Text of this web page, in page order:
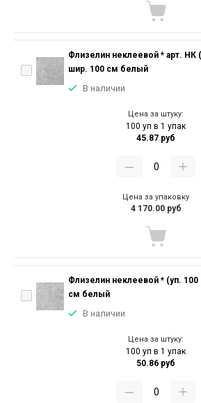
Флизелин неклеевой * арт. НК
шир. 100 см белый
В наличии
Цена за штуку:
100 уп в 1 упак
45.87 руб
Цена за упаковку
4 170.00 руб
Флизелин неклеевой * (уп.
см белый
В наличии
Цена за штуку:
100 уп в 1 упак
50.86 руб